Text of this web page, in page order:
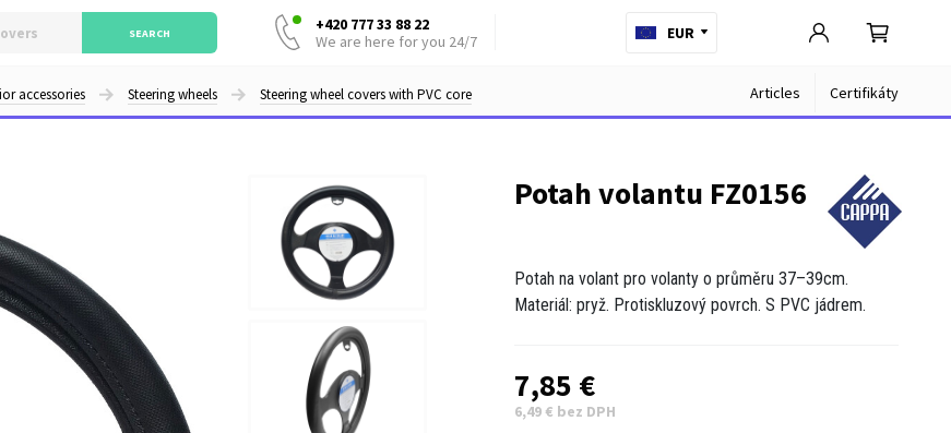
SEARCH
+420 777 33 88 22
We are here for you 24/7
EUR
accessories Steering wheels Steering wheel covers with PVC core Articles Certifikáty
Potah volantu FZ0156
Potah na volant pro volanty o průměru 37–39cm.
Materiál: pryž. Protiskluzový povrch. S PVC jádrem.
7,85 €
6,49 € bez DPH